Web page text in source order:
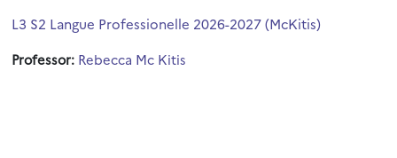
L3 S2 Langue Professionelle 2026-2027 (McKitis)
Professor: Rebecca Mc Kitis